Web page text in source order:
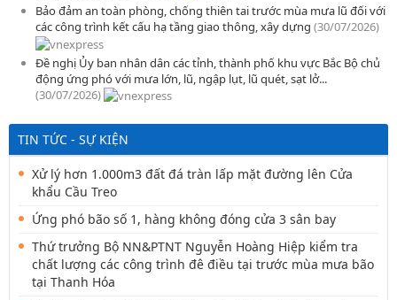
Bảo đảm an toàn phòng, chống thiên tai trước mùa mưa lũ đối với
các công trình kết cấu hạ tầng giao thông, xây dựng (30/07/2026)
Đề nghị Ủy ban nhân dân các tỉnh, thành phố khu vực Bắc Bộ chủ
động ứng phó với mưa lớn, lũ, ngập lụt, lũ quét, sạt lở...
(30/07/2026)
TIN TỨC - SỰ KIỆN
Xử lý hơn 1.000m3 đất đá tràn lấp mặt đường lên Cửa
khẩu Cầu Treo
Ứng phó bão số 1, hàng không đóng cửa 3 sân bay
Thứ trưởng Bộ NN&PTNT Nguyễn Hoàng Hiệp kiểm tra
chất lượng các công trình đê điều tại trước mùa mưa bão
tại Thanh Hóa